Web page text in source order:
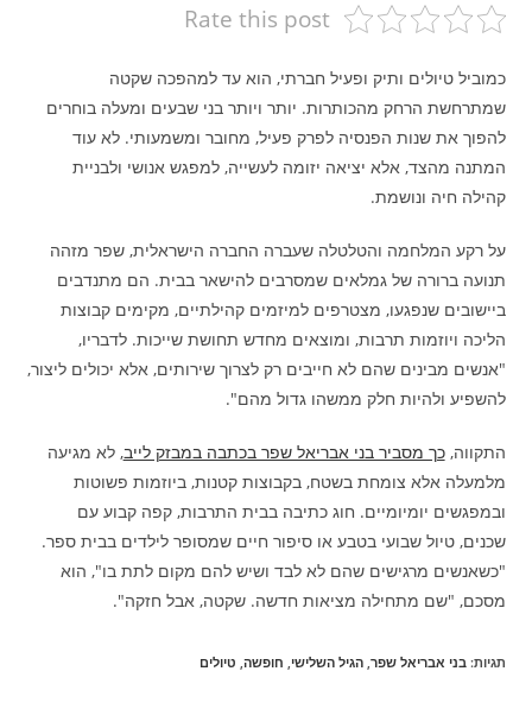
Rate this post
כמוביל טיולים ותיק ופעיל חברתי, הוא עד למהפכה שקטה
שמתרחשת הרחק מהכותרות. יותר ויותר בני שבעים ומעלה בוחרים
להפוך את שנות הפנסיה לפרק פעיל, מחובר ומשמעותי. לא עוד
המתנה מהצד, אלא יציאה יזומה לעשייה, למפגש אנושי ולבניית
קהילה חיה ונושמת.
על רקע המלחמה והטלטלה שעברה החברה הישראלית, שפר מזהה
תנועה ברורה של גמלאים שמסרבים להישאר בבית. הם מתנדבים
ביישובים שנפגעו, מצטרפים למיזמים קהילתיים, מקימים קבוצות
הליכה ויוזמות תרבות, ומוצאים מחדש תחושת שייכות. לדבריו,
"אנשים מבינים שהם לא חייבים רק לצרוך שירותים, אלא יכולים ליצור,
להשפיע ולהיות חלק ממשהו גדול מהם".
התקווה,כך מסביר בני אבריאל שפר בכתבה במבזק לייב, לא מגיעה
מלמעלה אלא צומחת בשטח, בקבוצות קטנות, ביוזמות פשוטות
ובמפגשים יומיומיים. חוג כתיבה בבית התרבות, קפה קבוע עם
שכנים, טיול שבועי בטבע או סיפור חיים שמסופר לילדים בבית ספר.
"כשאנשים מרגישים שהם לא לבד ושיש להם מקום לתת בו", הוא
מסכם, "שם מתחילה מציאות חדשה. שקטה, אבל חזקה".
תגיות:בני אבריאל שפר הגיל השלישי חופשה טיולים